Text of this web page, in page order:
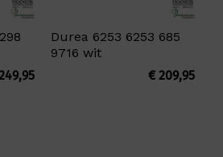
Durea 6253 6253 685
9716 wit
€209,95